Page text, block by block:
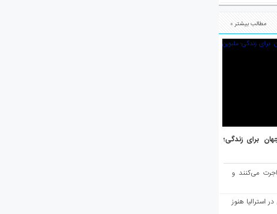
مطالب بیشتر »
۱۰ شهر برتر جهان برای زندگی؛
می‌کنند و
استرالیا هنوز